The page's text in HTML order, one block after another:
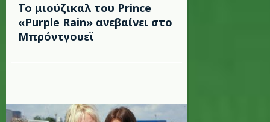
Το μιούζικαλ του Prince
«Purple Rain» ανεβαίνει στο
Μπρόντγουεϊ